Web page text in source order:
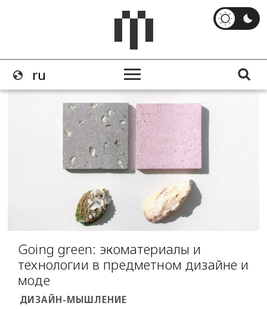
Going green: экоматериалы и
технологии в предметном дизайне и
моде
ДИЗАЙН-МЫШЛЕНИЕ